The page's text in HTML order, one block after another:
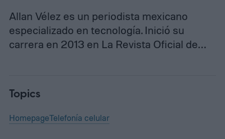
Allan Vélez es un periodista mexicano
especializado en tecnología. Inició su
carrera en 2013 en La Revista Oficial de…
Topics
HomepageTelefonía celular